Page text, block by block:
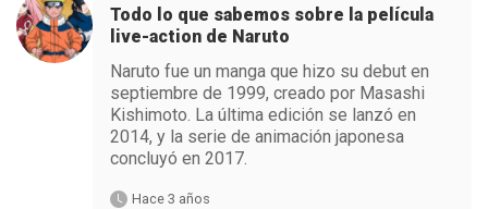
Todo lo que sabemos sobre la película
live-action de Naruto
Naruto fue un manga que hizo su debut en
septiembre de 1999, creado por Masashi
Kishimoto. La última edición se lanzó en
2014, y la serie de animación japonesa
concluyó en 2017.
Hace 3 años